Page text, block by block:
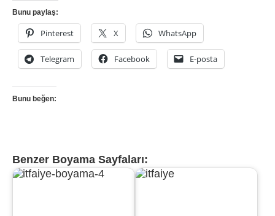
Bunu paylaş:
Pinterest X WhatsApp
Telegram Facebook E-posta
Bunu beğen:
Benzer Boyama Sayfaları: